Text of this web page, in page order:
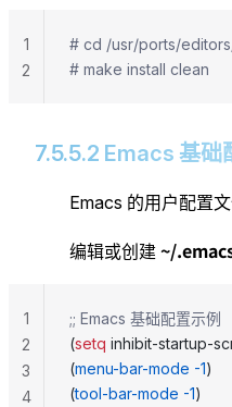
# cd /usr/ports/
# make install clean
1
2
7.5.5.2 Emacs 基础
Emacs 的用户配置
编辑或创建 ~/
;; Emacs 基础配置示例
(setq inhibit-startup-
(menu-bar-mode -1
(tool-bar-mode -1
1
2
3
4